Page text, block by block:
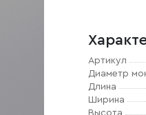
Артикул
Диаметр
Длина
Ширина
Высота